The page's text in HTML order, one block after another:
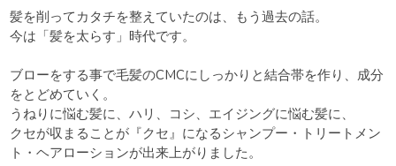
髪を削ってカタチを整えていたのは、もう過去の話。
今は「髪を太らす」時代です。
ブローをする事で毛髪のCMCにしっかりと結合帯を作り、成分
をとどめていく。
うねりに悩む髪に、ハリ、コシ、エイジングに悩む髪に、
クセが収まることが『クセ』になるシャンプー・トリートメン
ト・ヘアローションが出来上がりました。